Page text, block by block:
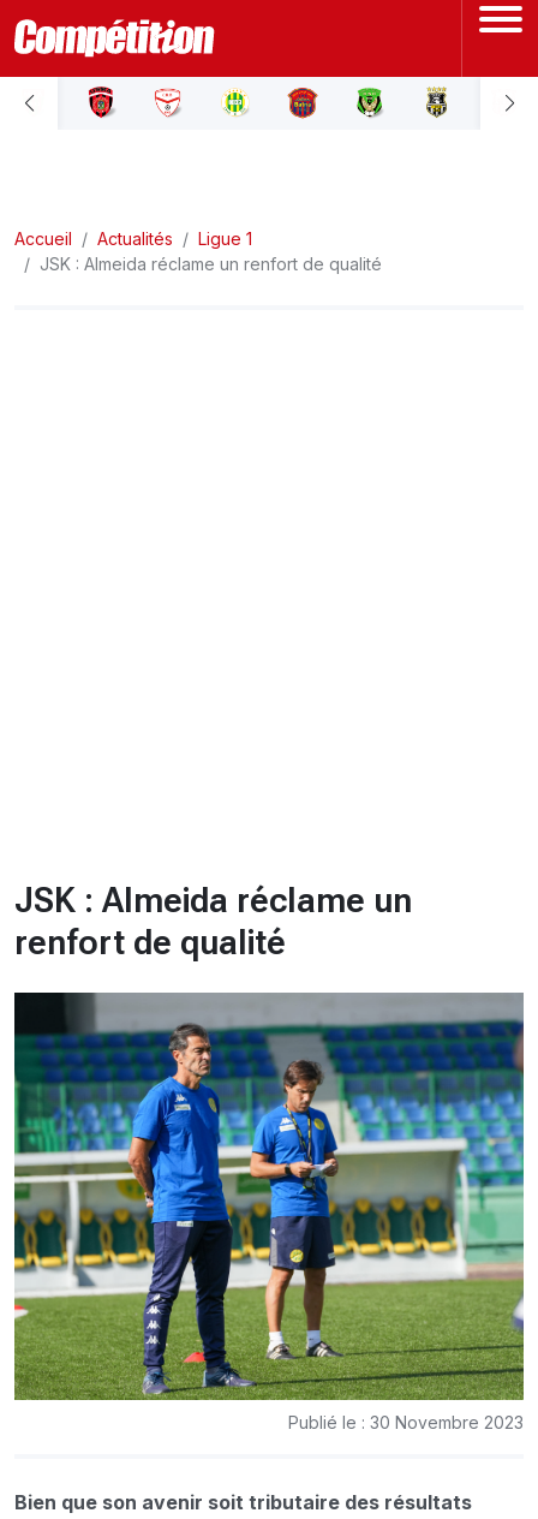
ACCUEIL
LIGUE 2
Accueil Actualités
Ligue 1
JSK : Almeida réclame un renfort de qualité
JSK : Almeida réclame un
renfort de qualité
Publié le : 30 Novembre 2023
Bien que son avenir soit tributaire des résultats